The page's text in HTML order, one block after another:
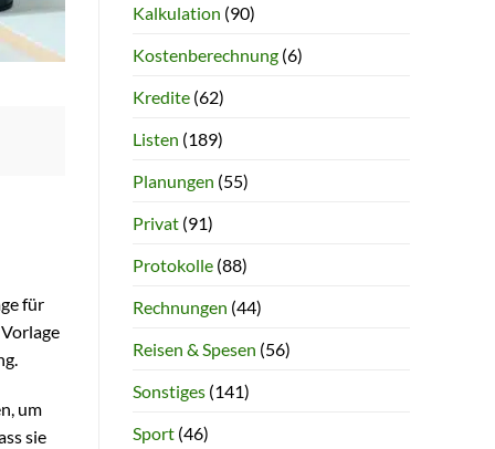
für
um
sie
Kalkulation (90)
Kostenberechnung(6)
Kredite(62)
Listen (189)
Planungen (55)
Privat(91)
Protokolle(88)
Rechnungen (44)
Reisen & Spesen (56)
Sonstiges(141)
Sport(46)